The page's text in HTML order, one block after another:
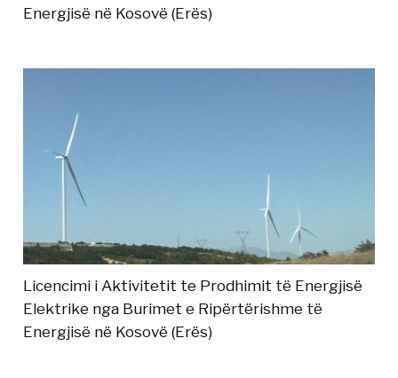
Energjisë në Kosovë (Erës)
Licencimi i Aktivitetit te Prodhimit të Energjisë
Elektrike nga Burimet e Ripërtërishme të
Energjisë në Kosovë (Erës)